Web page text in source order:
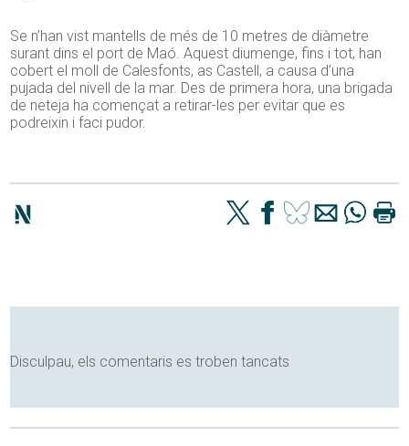
Se n’han vist mantells de més de 10 metres de diàmetre
surant dins el port de Maó. Aquest diumenge, fins i tot, han
cobert el moll de Calesfonts, as Castell, a causa d’una
pujada del nivell de la mar. Des de primera hora, una brigada
de neteja ha començat a retirar-les per evitar que es
podreixin i faci pudor.
Disculpau, els comentaris es troben tancats